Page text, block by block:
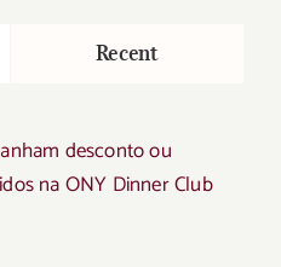
Recent
desconto ou
na ONY Dinner Club